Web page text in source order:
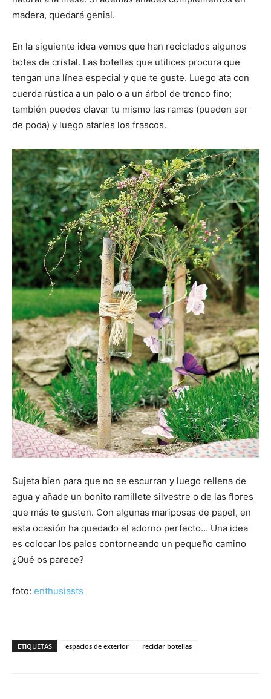
madera, quedará genial.
En la siguiente idea vemos que han reciclados algunos
botes de cristal. Las botellas que utilices procura que
tengan una línea especial y que te guste. Luego ata con
cuerda rústica a un palo o a un árbol de tronco fino;
también puedes clavar tu mismo las ramas (pueden ser
de poda) y luego atarles los frascos.
Sujeta bien para que no se escurran y luego rellena de
agua y añade un bonito ramillete silvestre o de las flores
que más te gusten. Con algunas mariposas de papel, en
esta ocasión ha quedado el adorno perfecto… Una idea
es colocar los palos contorneando un pequeño camino
¿Qué os parece?
foto: enthusiasts
ETIQUETAS espacios de exterior reciclar botellas